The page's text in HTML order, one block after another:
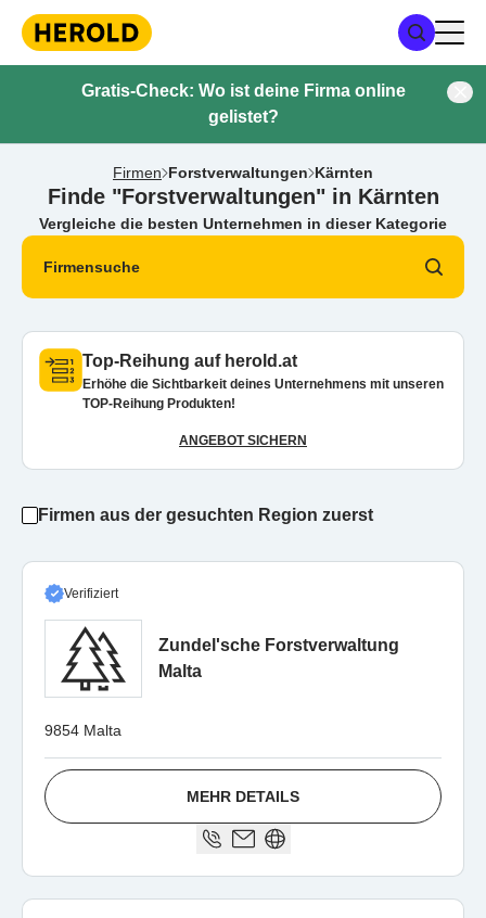
Gratis-Check: Wo ist deine Firma online
gelistet?
Firmen Forstverwaltungen Kärnten
Finde "Forstverwaltungen" in Kärnten
Vergleiche die besten Unternehmen in dieser Kategorie
Firmensuche
Top-Reihung auf herold.at
Erhöhe die Sichtbarkeit deines Unternehmens mit unseren
TOP-Reihung Produkten!
ANGEBOT SICHERN
Firmen aus der gesuchten Region zuerst
Verifiziert
Zundel'sche Forstverwaltung
Malta
9854 Malta
MEHR DETAILS